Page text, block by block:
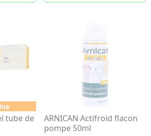
tube de
ARNICAN Actifroid flacon
pompe 50ml